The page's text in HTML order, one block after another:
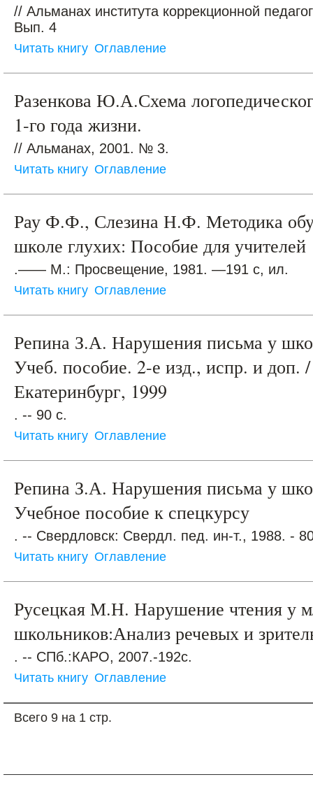
// Альманах института коррекционной
Вып. 4
Читать книгу Оглавление
Разенкова Ю.А.Схема
1-го года жизни.
// Альманах, 2001. № 3.
Читать книгу Оглавление
Рау Ф.Ф., Слезина Н.Ф. Методика
школе глухих: Пособие для учителей
.—— М.: Просвещение, 1981. —191 с, ил.
Читать книгу Оглавление
Репина З.А. Нарушения письма у
Учеб. пособие. 2-е изд., испр. и доп.
Екатеринбург, 1999
. -- 90 с.
Читать книгу Оглавление
Репина З.А. Нарушения письма у
Учебное пособие к спецкурсу
. -- Свердловск: Свердл. пед. ин-т., 1988. -
Читать книгу Оглавление
Русецкая М.Н. Нарушение чтения у
школьников:Анализ речевых и
. -- СПб.:КАРО, 2007.-192с.
Читать книгу Оглавление
Всего 9 на 1 стр.